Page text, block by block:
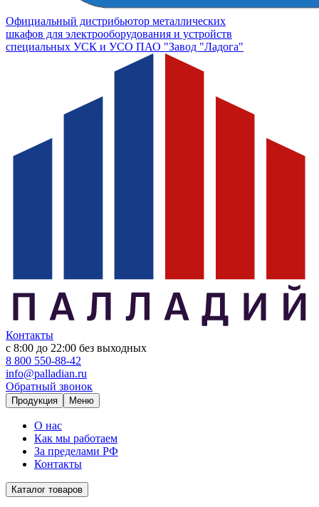
Официальный дистрибьютор металлических
шкафов для электрооборудования и устройств
специальных УСК и УСО ПАО "Завод "Ладога"
Контакты
с 8:00 до 22:00 без выходных
8 800 550-88-42
info@palladian.ru
Обратный звонок
Продукция Меню
О нас
Как мы работаем
За пределами РФ
Контакты
Каталог товаров